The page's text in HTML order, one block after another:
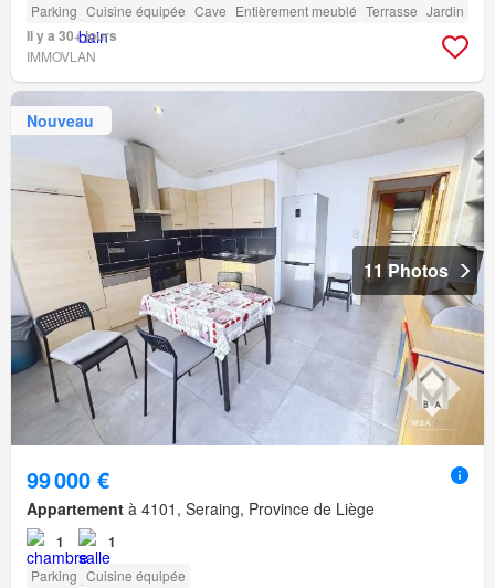
Parking Cuisine équipée Cave Entièrement meublé Terrasse Jardin
Il y a 30+ jours
IMMOVLAN
Nouveau
11 Photos
99 000 €
Appartement à 4101, Seraing, Province de Liège
1 1
Parking Cuisine équipée